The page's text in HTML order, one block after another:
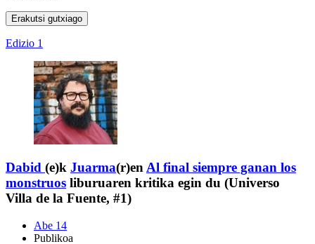
Erakutsi gutxiago
Edizio 1
Dabid (e)k Juarma(r)enAl final siempre ganan los
monstruos liburuaren kritika egin du (Universo
Villa de la Fuente, #1)
Abe 14
Publikoa